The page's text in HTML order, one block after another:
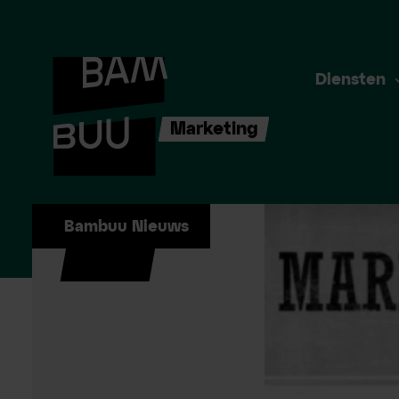
Marketing
Diensten
Bambuu Nieuws